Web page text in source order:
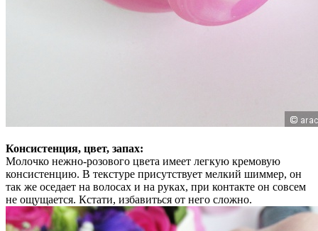
Консистенция, цвет, запах:
Молочко нежно-розового цвета имеет легкую кремовую
консистенцию. В текстуре присутствует мелкий шиммер, он
так же оседает на волосах и на руках, при контакте он совсем
не ощущается. Кстати, избавиться от него сложно.